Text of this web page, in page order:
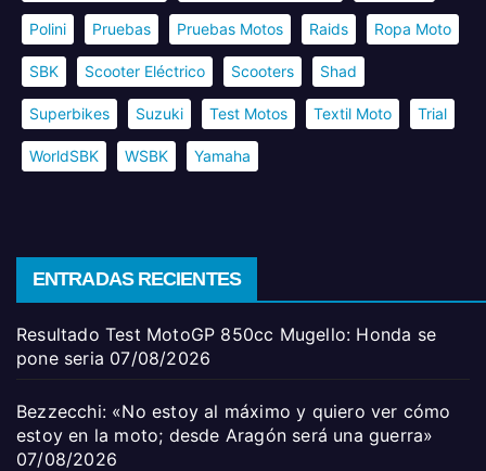
Polini Pruebas Pruebas Motos Raids Ropa Moto
SBK Scooter Eléctrico Scooters Shad
Superbikes Suzuki Test Motos Textil Moto Trial
WorldSBK WSBK Yamaha
ENTRADAS RECIENTES
Resultado Test MotoGP 850cc Mugello: Honda se
pone seria 07/08/2026
Bezzecchi: «No estoy al máximo y quiero ver cómo
estoy en la moto; desde Aragón será una guerra»
07/08/2026